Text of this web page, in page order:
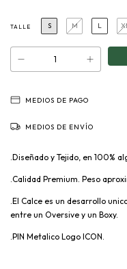
TALLE S M L
MEDIOS DE PAGO
MEDIOS DE ENVÍO
.Diseñado y Tejido, en 100%
.Calidad Premium. Peso
.El Calce es un desarrollo
entre un Oversive y un Boxy.
.PIN Metalico Logo ICON.